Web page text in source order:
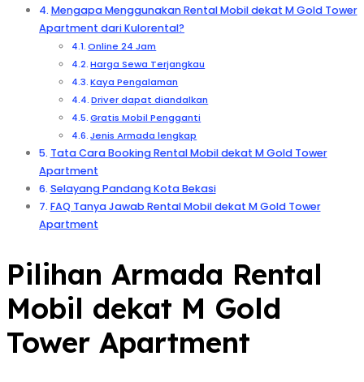
Mengapa Menggunakan Rental Mobil dekat M Gold Tower
Apartment dari Kulorental?
Online 24 Jam
Harga Sewa Terjangkau
Kaya Pengalaman
Driver dapat diandalkan
Gratis Mobil Pengganti
Jenis Armada lengkap
Tata Cara Booking Rental Mobil dekat M Gold Tower
Apartment
Selayang Pandang Kota Bekasi
FAQ Tanya Jawab Rental Mobil dekat M Gold Tower
Apartment
Pilihan Armada Rental
Mobil dekat M Gold
Tower Apartment